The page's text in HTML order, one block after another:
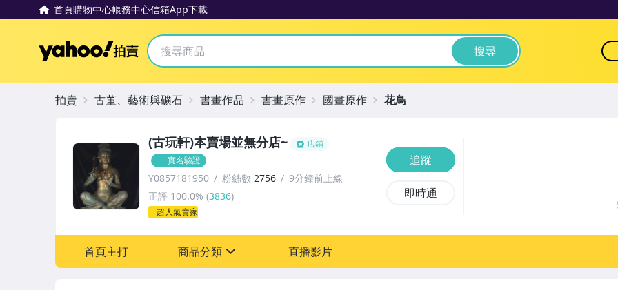
首頁購物中心帳務中心信箱App下載
Yahoo拍賣 搜尋
(古玩軒)本賣場並無分店~
店鋪
實名驗證
Y0857181950 粉絲數 2756
9分鐘前上線
正評 100.0% (3836)
超人氣賣家
追蹤
即時通
首頁主打 商品分類 直播影片
拍賣 古董、藝術與礦石 書畫作品 書畫原作 國畫原作 花鳥